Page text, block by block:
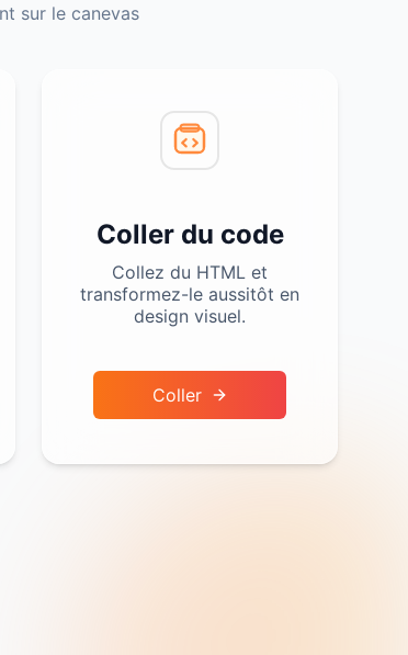
sur le canevas
Coller du code
Collez du HTML et
transformez-le aussitôt en
design visuel.
Coller